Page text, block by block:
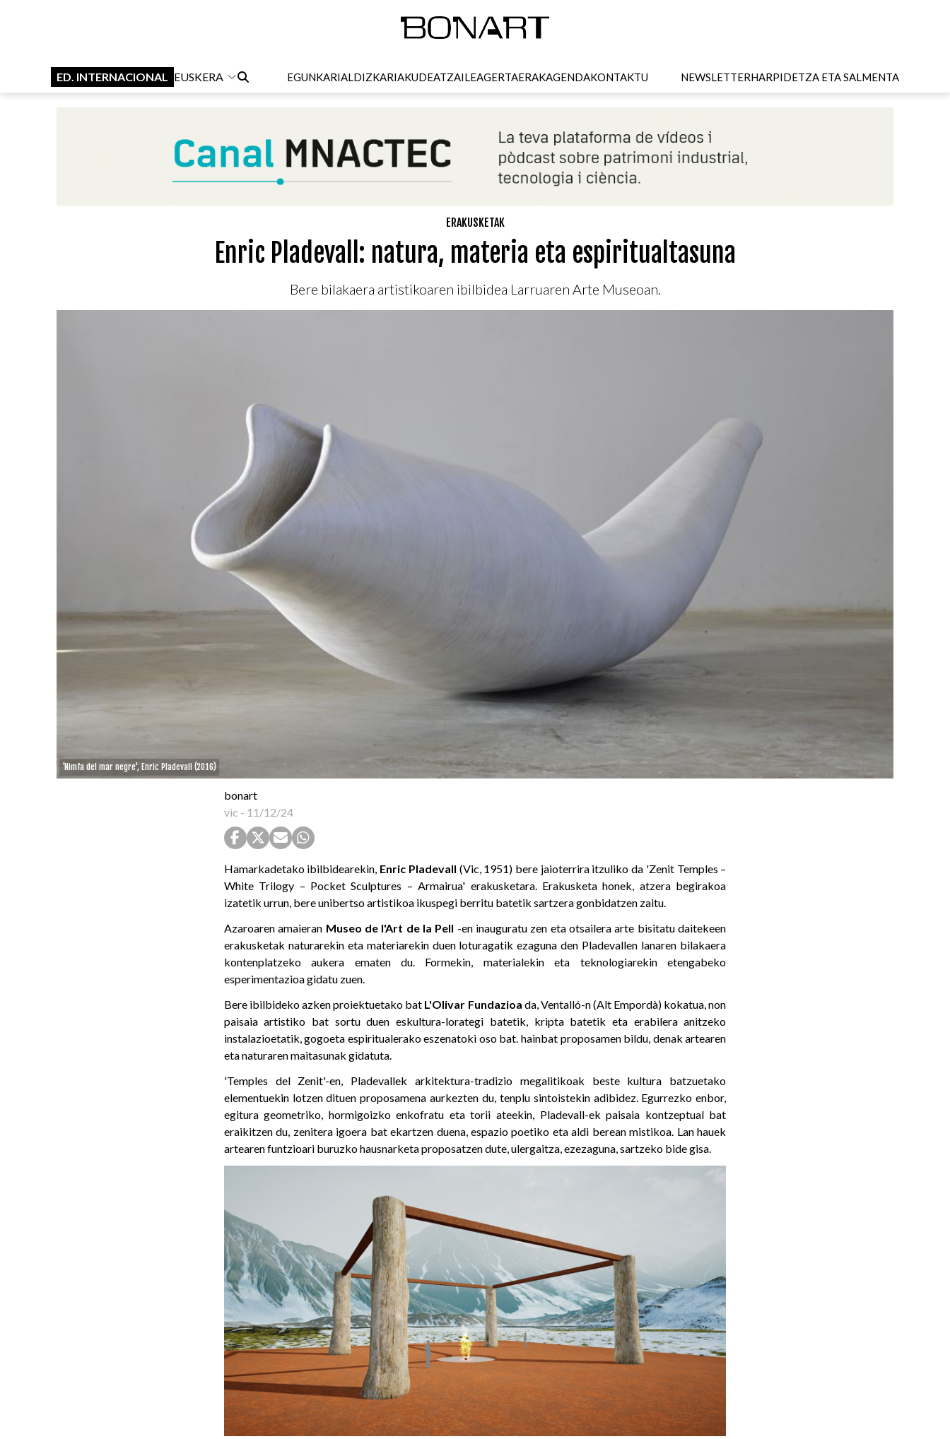
ED. INTERNACIONAL EUSKERA EGUNKARIALDIZKARIAKUDEATZAILEAGERTAERAKAGENDAKONTAKTU NEWSLETTERHARPIDETZA ETA SALMENTA
ERAKUSKETAK
Enric Pladevall: natura, materia eta espiritualtasuna
Bere bilakaera artistikoaren ibilbidea Larruaren Arte Museoan.
'Nimfa del mar negre', Enric Pladevall (2016)
bonart
vic - 11/12/24
Hamarkadetako ibilbidearekin, Enric Pladevall (Vic, 1951) bere jaioterrira itzuliko da 'Zenit Temples –
White Trilogy – Pocket Sculptures – Armairua' erakusketara. Erakusketa honek, atzera begirakoa
izatetik urrun, bere unibertso artistikoa ikuspegi berritu batetik sartzera gonbidatzen zaitu.
Azaroaren amaieran Museo de l'Art de la Pell -en inauguratu zen eta otsailera arte bisitatu daitekeen
erakusketak naturarekin eta materiarekin duen loturagatik ezaguna den Pladevallen lanaren bilakaera
kontenplatzeko aukera ematen du. Formekin, materialekin eta teknologiarekin etengabeko
esperimentazioa gidatu zuen.
Bere ibilbideko azken proiektuetako bat L'Olivar Fundazioa da, Ventalló-n (Alt Empordà) kokatua, non
paisaia artistiko bat sortu duen eskultura-lorategi batetik, kripta batetik eta erabilera anitzeko
instalazioetatik, gogoeta espiritualerako eszenatoki oso bat. hainbat proposamen bildu, denak artearen
eta naturaren maitasunak gidatuta.
'Temples del Zenit'-en, Pladevallek arkitektura-tradizio megalitikoak beste kultura batzuetako
elementuekin lotzen dituen proposamena aurkezten du, tenplu sintoistekin adibidez. Egurrezko enbor,
egitura geometriko, hormigoizko enkofratu eta torii ateekin, Pladevall-ek paisaia kontzeptual bat
eraikitzen du, zenitera igoera bat ekartzen duena, espazio poetiko eta aldi berean mistikoa. Lan hauek
artearen funtzioari buruzko hausnarketa proposatzen dute, ulergaitza, ezezaguna, sartzeko bide gisa.